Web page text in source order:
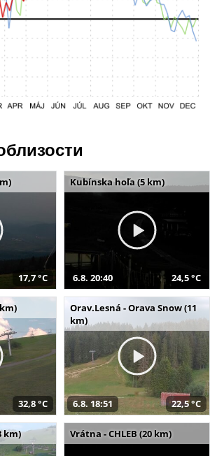
17,7 °C
Kubínska hoľa (5 km)
6.8. 20:40 24,5 °C
32,8 °C
Orav.Lesná - Orava Snow (11
km)
6.8. 18:51 22,5 °C
km) Vrátna - CHLEB (20 km)